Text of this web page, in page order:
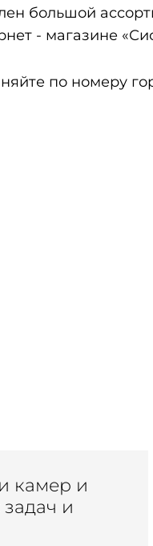
большой
- магазине
по номеру
камер и
и